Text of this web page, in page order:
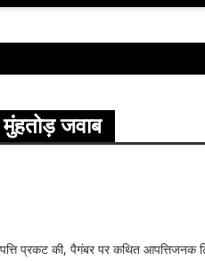
मुंहतोड़ जवाब
प्रकट की, पैगंबर पर कथित